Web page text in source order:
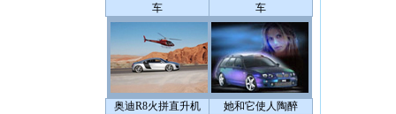
车
车
奥迪R8火拼直升机 她和它使人陶醉